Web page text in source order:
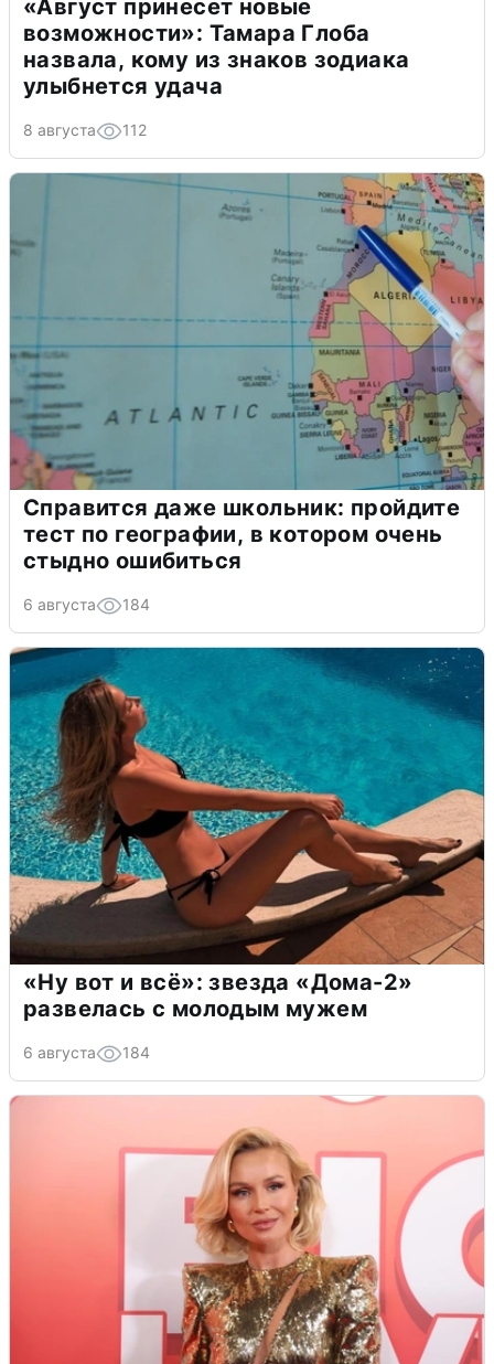
«Август принесет новые
возможности»: Тамара Глоба
назвала, кому из знаков зодиака
улыбнется удача
8 августа 112
Справится даже школьник: пройдите
тест по географии, в котором очень
стыдно ошибиться
6 августа 184
«Ну вот и всё»: звезда «Дома-2»
развелась с молодым мужем
6 августа 184